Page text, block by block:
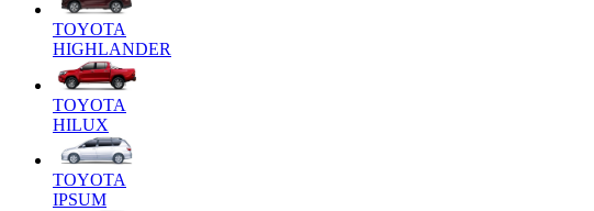
TOYOTA
HIGHLANDER
TOYOTA
HILUX
TOYOTA
IPSUM